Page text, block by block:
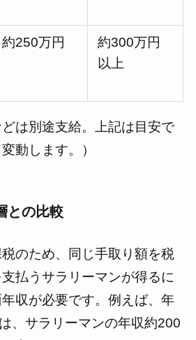
約250万円
約300万円
以上
どは別途支給。上記は目安で
動します。）
との比較
のため、同じ手取り額を税
払うサラリーマンが得るに
収が必要です。例えば、年
、サラリーマンの年収約200